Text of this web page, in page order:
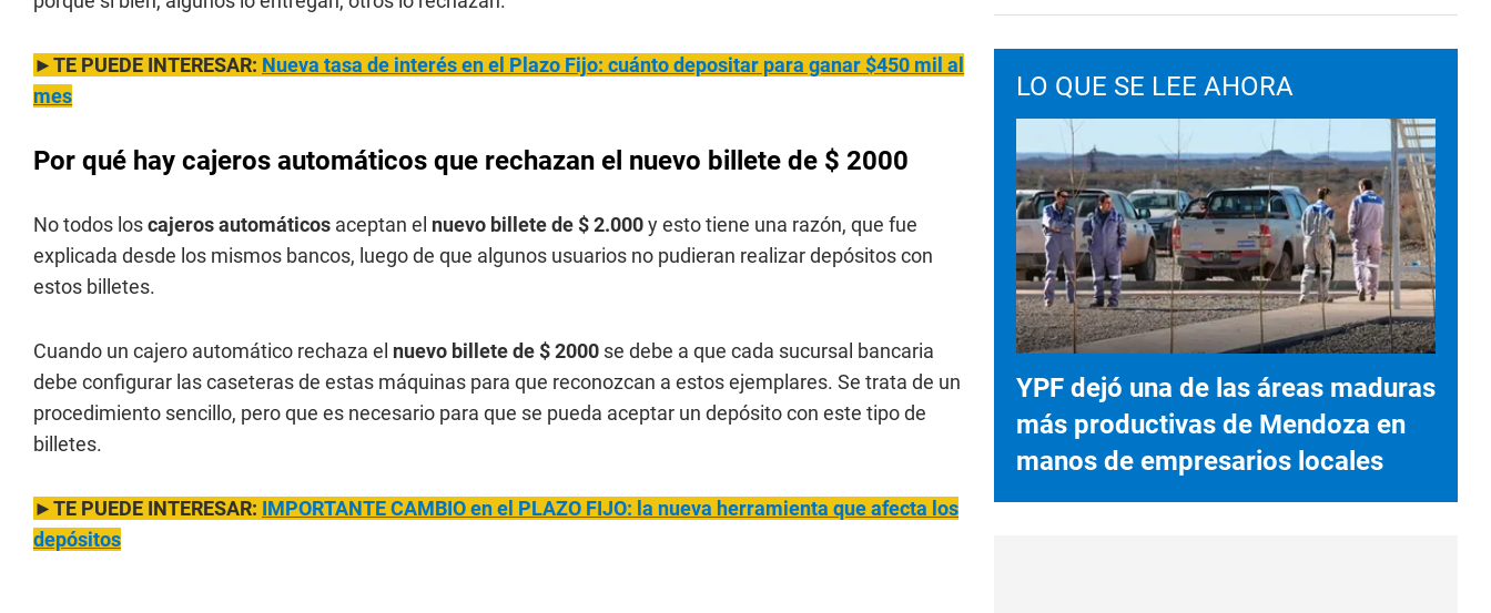
►TE PUEDE INTERESAR: Nueva tasa de interés en el Plazo Fijo: cuánto depositar para ganar $450 mil al
mes
Por qué hay cajeros automáticos que rechazan el nuevo billete de $ 2000
No todos loscajeros automáticos aceptan el nuevo billete de $ 2.000y esto tiene una razón, que fue
explicada desde los mismos bancos, luego de que algunos usuarios no pudieran realizar depósitos con
estos billetes.
Cuando un cajero automático rechaza el nuevo billete de $ 2000 se debe a que cada sucursal bancaria
debe configurar las caseteras de estas máquinas para que reconozcan a estos ejemplares. Se trata de un
procedimiento sencillo, pero que es necesario para que se pueda aceptar un depósito con este tipo de
billetes.
►TE PUEDE INTERESAR: IMPORTANTE CAMBIO en el PLAZO FIJO: la nueva herramienta que afecta los
depósitos
LO QUE SE LEE AHORA
YPF dejó una de las áreas maduras
más productivas de Mendoza en
manos de empresarios locales